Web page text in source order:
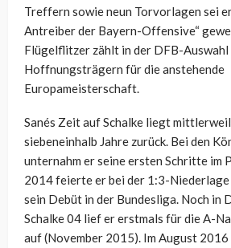
Treffern sowie neun Torvorlagen sei
Antreiber der Bayern-Offensive“
Flügelflitzer zählt in der DFB-Auswahl
Hoffnungsträgern für die anstehende
Europameisterschaft.
Sanés Zeit auf Schalke liegt
siebeneinhalb Jahre zurück. Bei den
unternahm er seine ersten Schritte im
2014 feierte er bei der 1:3-
sein Debüt in der Bundesliga. Noch in
Schalke 04 lief er erstmals für die A-
auf (November 2015). Im August